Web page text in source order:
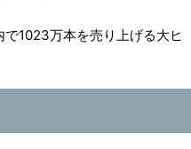
1023万本を売り上げる大ヒ